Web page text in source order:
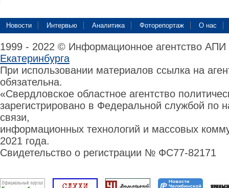
Новости Интервью Аналитика Фоторепортаж О нас
1999 - 2022 © Информационное агентство
Екатеринбурга
При использовании материалов ссылка на
обязательна.
«Свердловское областное агентство
зарегистрировано в Федеральной службой по
связи,
информационных технологий и массовых
2021 года.
Свидетельство о регистрации № ФС77-82171